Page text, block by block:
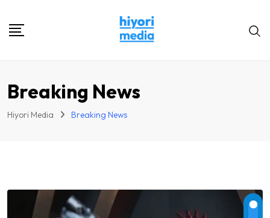
Breaking News
Hiyori Media Breaking News